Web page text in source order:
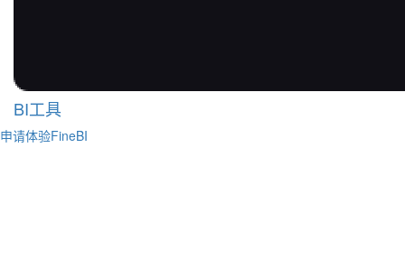
BI工具
申请体验FineBI